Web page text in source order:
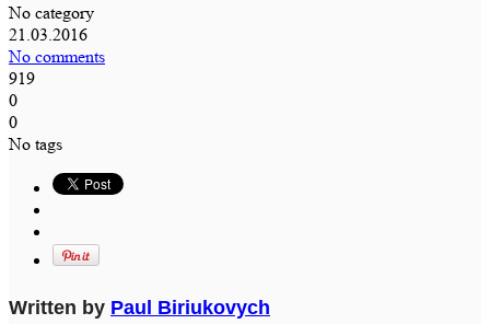
No category
21.03.2016
No comments
919
0
0
No tags
Written by Paul Biriukovych